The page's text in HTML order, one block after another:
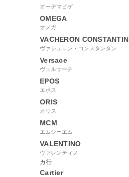
オーデマピゲ
OMEGA
オメガ
VACHERON CONSTANTIN
ヴァシュロン・コンスタンタン
Versace
ヴェルサーチ
EPOS
エポス
ORIS
オリス
MCM
エムシーエム
VALENTINO
ヴァレンティノ
カ行
Cartier